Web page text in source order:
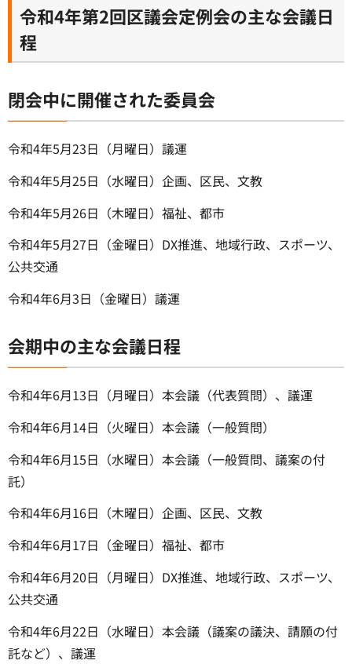
令和4年第2回区議会定例会の主な会議日
程
閉会中に開催された委員会
令和4年5月23日（月曜日）議運
令和4年5月25日（水曜日）企画、区民、文教
令和4年5月26日（木曜日）福祉、都市
令和4年5月27日（金曜日）DX推進、地域行政、スポーツ、
公共交通
令和4年6月3日（金曜日）議運
会期中の主な会議日程
令和4年6月13日（月曜日）本会議（代表質問）、議運
令和4年6月14日（火曜日）本会議（一般質問）
令和4年6月15日（水曜日）本会議（一般質問、議案の付
託）
令和4年6月16日（木曜日）企画、区民、文教
令和4年6月17日（金曜日）福祉、都市
令和4年6月20日（月曜日）DX推進、地域行政、スポーツ、
公共交通
令和4年6月22日（水曜日）本会議（議案の議決、請願の付
託など）、議運